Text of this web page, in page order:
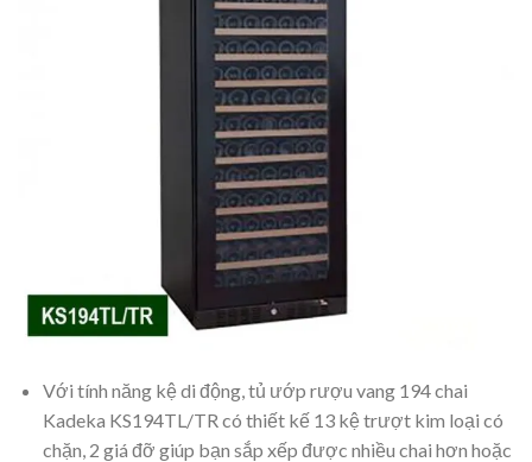
Với tính năng kệ di động, tủ ướp rượu vang 194 chai
Kadeka KS194TL/TR có thiết kế 13 kệ trượt kim loại có
chặn, 2 giá đỡ giúp bạn sắp xếp được nhiều chai hơn hoặc